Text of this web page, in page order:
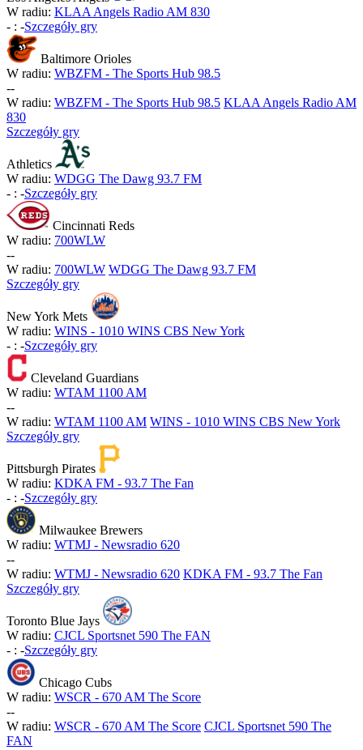
W radiu: KLAA Angels Radio AM 830
- : -Szczegóły gry
Baltimore Orioles
W radiu: WBZFM - The Sports Hub 98.5
--
W radiu: WBZFM - The Sports Hub 98.5 KLAA Angels Radio AM
830
Szczegóły gry
Athletics
W radiu: WDGG The Dawg 93.7 FM
- : -Szczegóły gry
Cincinnati Reds
W radiu: 700WLW
--
W radiu: 700WLW WDGG The Dawg 93.7 FM
Szczegóły gry
New York Mets
W radiu: WINS - 1010 WINS CBS New York
- : -Szczegóły gry
Cleveland Guardians
W radiu: WTAM 1100 AM
--
W radiu: WTAM 1100 AM WINS - 1010 WINS CBS New York
Szczegóły gry
Pittsburgh Pirates
W radiu: KDKA FM - 93.7 The Fan
- : -Szczegóły gry
Milwaukee Brewers
W radiu: WTMJ - Newsradio 620
--
W radiu: WTMJ - Newsradio 620 KDKA FM - 93.7 The Fan
Szczegóły gry
Toronto Blue Jays
W radiu: CJCL Sportsnet 590 The FAN
- : -Szczegóły gry
Chicago Cubs
W radiu: WSCR - 670 AM The Score
--
W radiu: WSCR - 670 AM The Score CJCL Sportsnet 590 The
FAN